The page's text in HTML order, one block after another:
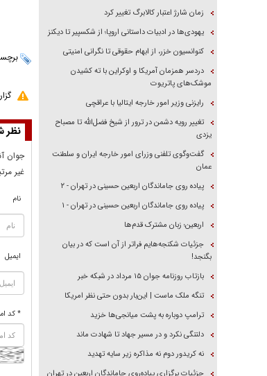
نظر
جوان
غير
نام
ایمیل
* کد
زمان شارژ اعتبار کالابرگ تغییر کرد
یهودی‌ها در ادبیات داستانی اروپا؛ از شکسپیر تا دیکنز
کنوانسیون خزر، از ابهام حقوقی تا نگرانی امنیتی
دردسر همزمان آمریکا و اوکراین با ته کشیدن
موشک‌های پاتریوت
رایزنی وزیر امور خارجه ایتالیا با عراقچی
تغییر رویه دشمن در ترور از شیخ فضل‌الله تا مصباح
یزدی
گفت‌وگوی تلفنی وزرای امور خارجه ایران و سلطنت
عمان
پیاده روی جاماندگان اربعین حسینی در تهران - ۲
پیاده روی جاماندگان اربعین حسینی در تهران - ۱
اربعین؛ زبان مشترک قدم‌ها
جزئیات شکنجه‌هایم فراتر از آن است که در بیان
بگنجد!
بازتاب روزنامه جوان ۱۵ مرداد در شبکه خبر
تنگه ملک ماست | این‌بار بدون حتی نظر امریکا
ترامپ دوباره به پشت میانجی‌ها خزید
دلتنگی نکرد و در مسیر جهاد تا شهادت ماند
نه کریدور دوم نه مذاکره زیر سایه تهدید
جزئیات برگزاری پیاده‌روی جاماندگان اربعین در تهران